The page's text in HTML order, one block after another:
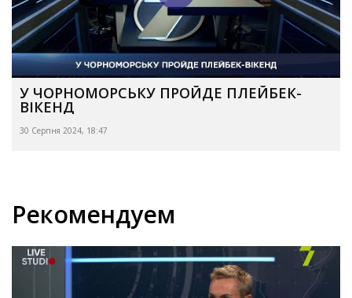
У ЧОРНОМОРСЬКУ ПРОЙДЕ ПЛЕЙБЕК-
ВІКЕНД
30 Серпня 2024, 18:47
Рекомендуем